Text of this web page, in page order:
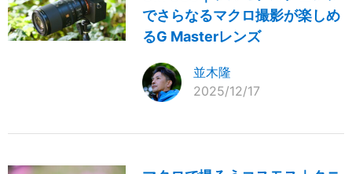
でさらなるマクロ撮影が楽しめ
るG Masterレンズ
並木隆
2025/12/17